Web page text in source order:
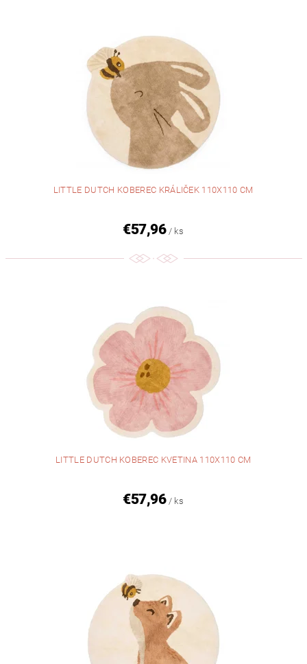
LITTLE DUTCH KOBEREC KRÁLIČEK 110X110 CM
€57,96 / ks
LITTLE DUTCH KOBEREC KVETINA 110X110 CM
€57,96 / ks